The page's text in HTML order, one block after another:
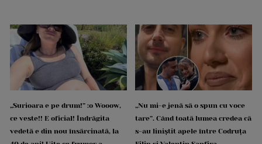
„Surioara e pe drum!” :o Wooow,
ce veste!! E oficial! Îndrăgita
vedetă e din nou însărcinată, la
„Nu mi-e jenă să o spun cu voce
tare”. Când toată lumea credea că
s-au liniștit apele între Codruța